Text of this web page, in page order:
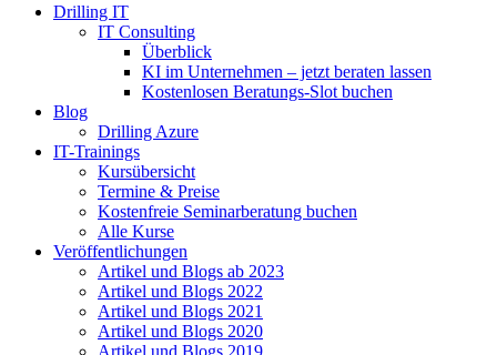
Drilling IT
IT Consulting
Überblick
KI im Unternehmen – jetzt beraten lassen
Kostenlosen Beratungs-Slot buchen
Blog
Drilling Azure
IT-Trainings
Kursübersicht
Termine & Preise
Kostenfreie Seminarberatung buchen
Alle Kurse
Veröffentlichungen
Artikel und Blogs ab 2023
Artikel und Blogs 2022
Artikel und Blogs 2021
Artikel und Blogs 2020
Artikel und Blogs 2019